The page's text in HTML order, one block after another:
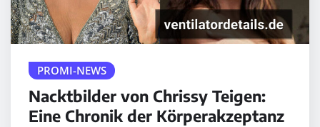
PROMI-NEWS
Nacktbilder von Chrissy Teigen:
Eine Chronik der Körperakzeptanz